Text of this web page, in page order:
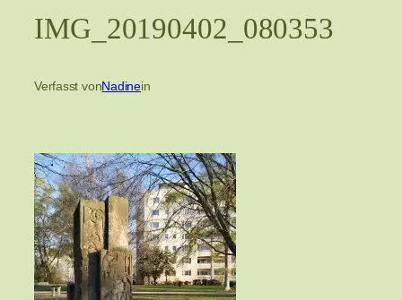
IMG_20190402_080353
Verfasst vonNadinein